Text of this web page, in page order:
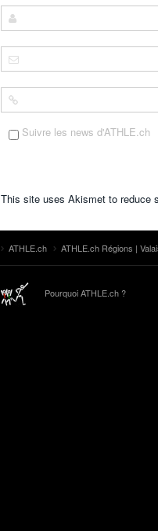
Suivre les news d'ATHLE.ch
This site uses Akismet to reduce
ATHLE.ch ATHLE.ch Régions |
Pourquoi ATHLE.ch ?